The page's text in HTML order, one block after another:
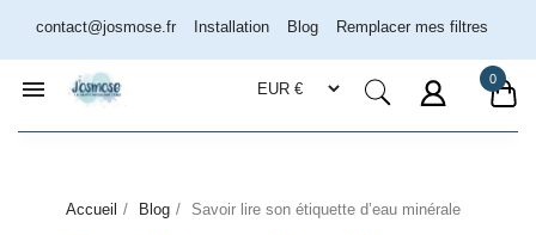
contact@josmose.fr Installation Blog Remplacer mes filtres
 0
Accueil Blog Savoir lire son étiquette d’eau minérale